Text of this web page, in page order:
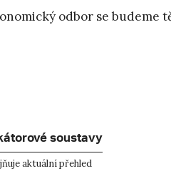
odbor se budeme
soustavy
aktuální přehled